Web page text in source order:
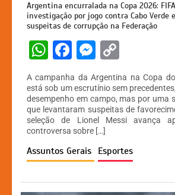
Argentina encurralada na Copa 2026:
investigação por jogo contra Cabo Verde
suspeitas de corrupção na Federação
W
at
s
A
p
p
F
a
c
e
b
o
o
k
M
s
s
e
n
g
er
p
y
Li
n
k
A campanha da Argentina na Copa
está sob um escrutínio sem
desempenho em campo, mas por uma
que levantaram suspeitas de
seleção de Lionel Messi avança
controversa sobre […]
Assuntos Gerais Esportes